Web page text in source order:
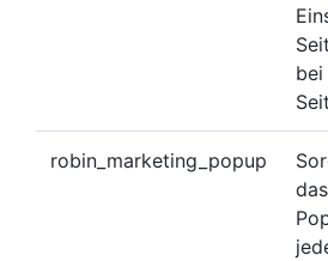
bei
robin_marketing_popup